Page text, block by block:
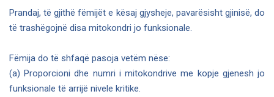
Prandaj, të gjithë fëmijët e kësaj gjysheje, pavarësisht gjinisë, do
të trashëgojnë disa mitokondri jo funksionale.
Fëmija do të shfaqë pasoja vetëm nëse:
(a) Proporcioni dhe numri i mitokondrive me kopje gjenesh jo
funksionale të arrijë nivele kritike.